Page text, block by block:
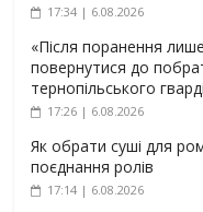
17:34 | 6.08.2026
«Після поранення
повернутися до
тернопільського
17:26 | 6.08.2026
Як обрати суші для
поєднання ролів
17:14 | 6.08.2026